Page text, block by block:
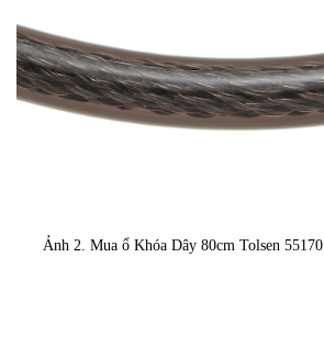
Ảnh 2. Mua ổ Khóa Dây 80cm Tolsen 55170